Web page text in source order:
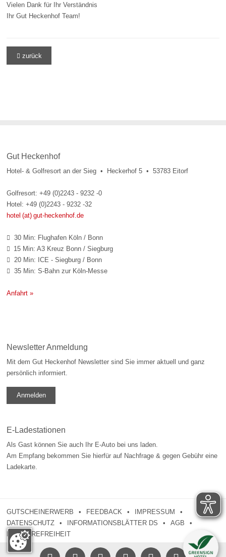
Vielen Dank für Ihr Verständnis
Ihr Gut Heckenhof Team!
 zurück
Gut Heckenhof
Hotel- & Golfresort an der Sieg • Heckerhof 5 • 53783 Eitorf
Golfresort: +49 (0)2243 - 9232 -0
Hotel: +49 (0)2243 - 9232 -32
hotel (at) gut-heckenhof.de
 30 Min: Flughafen Köln / Bonn
 15 Min: A3 Kreuz Bonn / Siegburg
 20 Min: ICE - Siegburg / Bonn
 35 Min: S-Bahn zur Köln-Messe
Anfahrt »
Newsletter Anmeldung
Mit dem Gut Heckenhof Newsletter sind Sie immer aktuell und ganz
persönlich informiert.
Anmelden
E-Ladestationen
Als Gast können Sie auch Ihr E-Auto bei uns laden.
Am Empfang bekommen Sie hierfür auf Nachfrage & gegen Gebühr eine
Ladekarte.
GUTSCHEINERWERB FEEDBACK
IMPRESSUM
DATENSCHUTZ
INFORMATIONSBLÄTTER DS
AGB
BARRIEREFREIHEIT